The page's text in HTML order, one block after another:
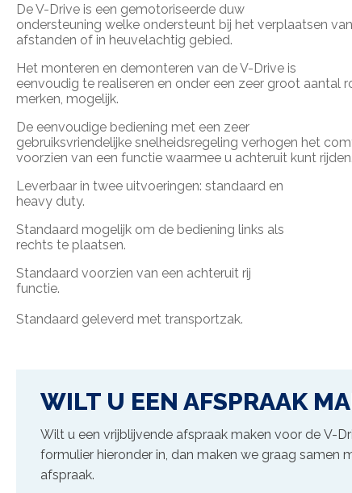
De V-Drive is een gemotoriseerde duw
ondersteuning welke ondersteunt bij het verplaatsen
afstanden of in heuvelachtig gebied.
Het monteren en demonteren van de V-Drive is
eenvoudig te realiseren en onder een zeer groot aantal
merken, mogelijk.
De eenvoudige bediening met een zeer
gebruiksvriendelijke snelheidsregeling verhogen het
voorzien van een functie waarmee u achteruit kunt rijden.
Leverbaar in twee uitvoeringen: standaard en
heavy duty.
Standaard mogelijk om de bediening links als
rechts te plaatsen.
Standaard voorzien van een achteruit rij
functie.
Standaard geleverd met transportzak.
WILT U EEN AFSPRAAK
Wilt u een vrijblijvende afspraak maken voor de V-
formulier hieronder in, dan maken we graag samen
afspraak.